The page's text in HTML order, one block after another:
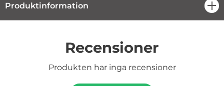
Produktinformation
Recensioner
Produkten har inga recensioner